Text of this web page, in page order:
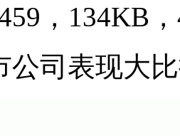
，134KB
公司表现大